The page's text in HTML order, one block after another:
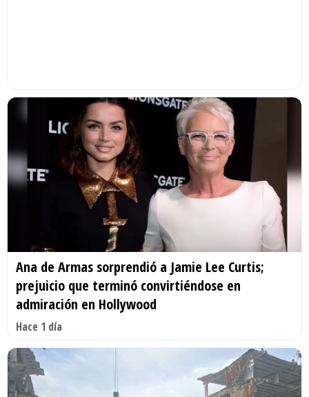
Ana de Armas sorprendió a Jamie Lee Curtis;
prejuicio que terminó convirtiéndose en
admiración en Hollywood
Hace 1 día